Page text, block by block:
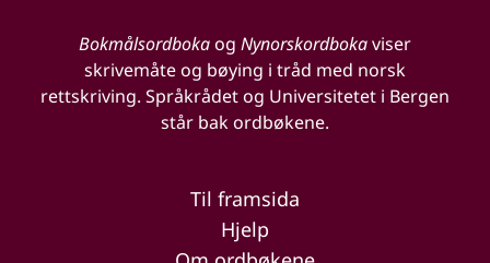
Bokmålsordbokaog Nynorskordbokaviser
skrivemåte og bøying i tråd med norsk
rettskriving. Språkrådet og Universitetet i Bergen
står bak ordbøkene.
Til framsida
Hjelp